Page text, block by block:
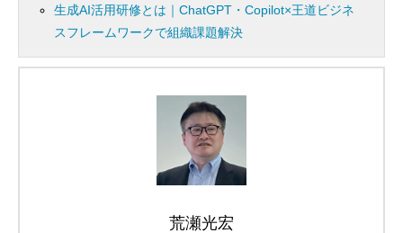
生成AI活用研修とは｜ChatGPT・Copilot×王道ビジネ
スフレームワークで組織課題解決
荒瀬光宏